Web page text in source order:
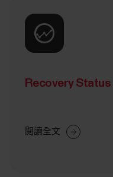
Recovery Status
閱讀全文